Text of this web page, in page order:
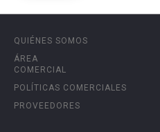
QUIÉNES SOMOS
ÁREA
COMERCIAL
POLÍTICAS COMERCIALES
PROVEEDORES